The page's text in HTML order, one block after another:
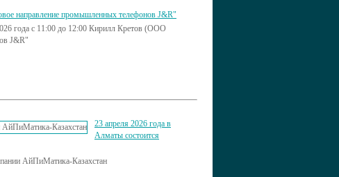
направление промышленных телефонов J&R"
года с 11:00 до 12:00 Кирилл Кретов (ООО
J&R"
23 апреля 2026 года в
Алматы состоится
АйПиМатика-Казахстан